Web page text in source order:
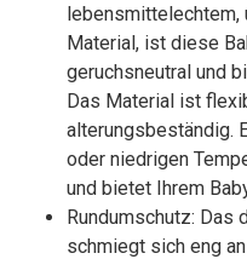
lebensmittelechtem,
Material, ist diese
geruchsneutral und
Das Material ist
alterungsbeständig.
oder niedrigen
und bietet Ihrem
Rundumschutz: Das
schmiegt sich eng